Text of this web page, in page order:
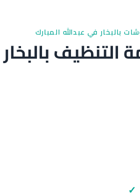
بالبخار في عبدالله المبارك